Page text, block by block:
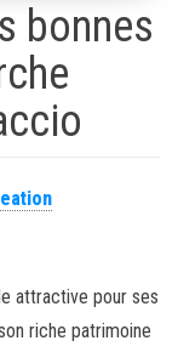
bonnes
attractive pour ses
riche patrimoine